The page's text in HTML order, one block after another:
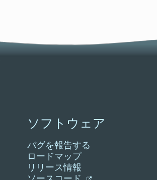
ソフトウェア
バグを報告する
ロードマップ
リリース情報